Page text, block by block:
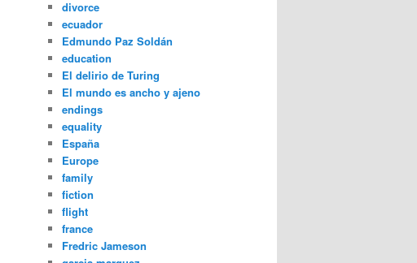
divorce
ecuador
Edmundo Paz Soldán
education
El delirio de Turing
El mundo es ancho y ajeno
endings
equality
España
Europe
family
fiction
flight
france
Fredric Jameson